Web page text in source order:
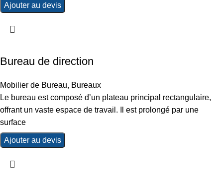
Ajouter au devis
Bureau de direction
Mobilier de Bureau, Bureaux
Le bureau est composé d’un plateau principal rectangulaire,
offrant un vaste espace de travail. Il est prolongé par une
surface
Ajouter au devis